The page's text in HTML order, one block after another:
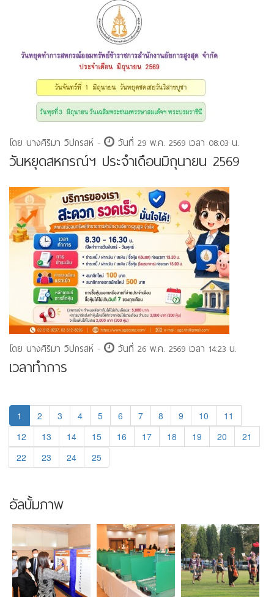
โดย นางศิริมา วิปกรสห์ - วันที่ 29 พ.ค. 2569 เวลา 08:03 น.
วันหยุดสหกรณ์ฯ ประจำเดือนมิถุนายน 2569
โดย นางศิริมา วิปกรสห์ - วันที่ 26 พ.ค. 2569 เวลา 14:23 น.
เวลาทำการ
1 2 3 4 5 6 7 8 9 10
11
12
13 14 15 16 17 18 19 20
21
22
23 24 25
อัลบั้มภาพ